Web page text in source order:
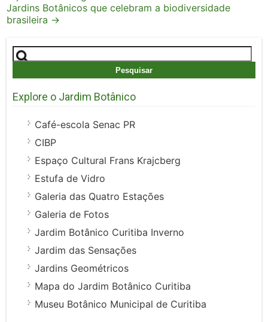
Jardins Botânicos que celebram a biodiversidade
brasileira →
Pesquisar
por:
Explore o Jardim Botânico
Café-escola Senac PR
CIBP
Espaço Cultural Frans Krajcberg
Estufa de Vidro
Galeria das Quatro Estações
Galeria de Fotos
Jardim Botânico Curitiba Inverno
Jardim das Sensações
Jardins Geométricos
Mapa do Jardim Botânico Curitiba
Museu Botânico Municipal de Curitiba